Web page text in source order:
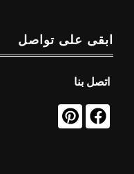
ابقى على تواصل
اتصل بنا